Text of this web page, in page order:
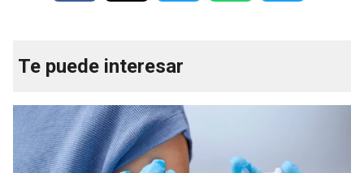
Te puede interesar